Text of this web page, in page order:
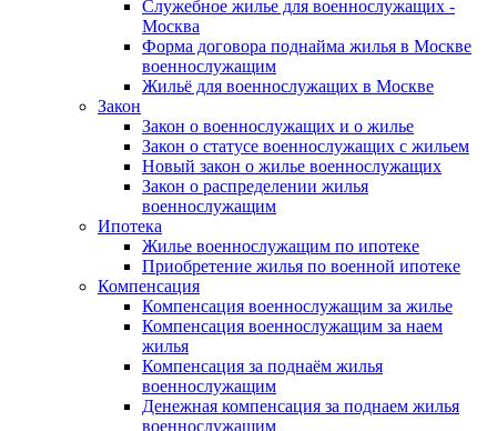
Служебное жилье для военнослужащих -
Москва
Форма договора поднайма жилья в Москве
военнослужащим
Жильё для военнослужащих в Москве
Закон
Закон о военнослужащих и о жилье
Закон о статусе военнослужащих с жильем
Новый закон о жилье военнослужащих
Закон о распределении жилья
военнослужащим
Ипотека
Жилье военнослужащим по ипотеке
Приобретение жилья по военной ипотеке
Компенсация
Компенсация военнослужащим за жилье
Компенсация военнослужащим за наем
жилья
Компенсация за поднаём жилья
военнослужащим
Денежная компенсация за поднаем жилья
военнослужащим